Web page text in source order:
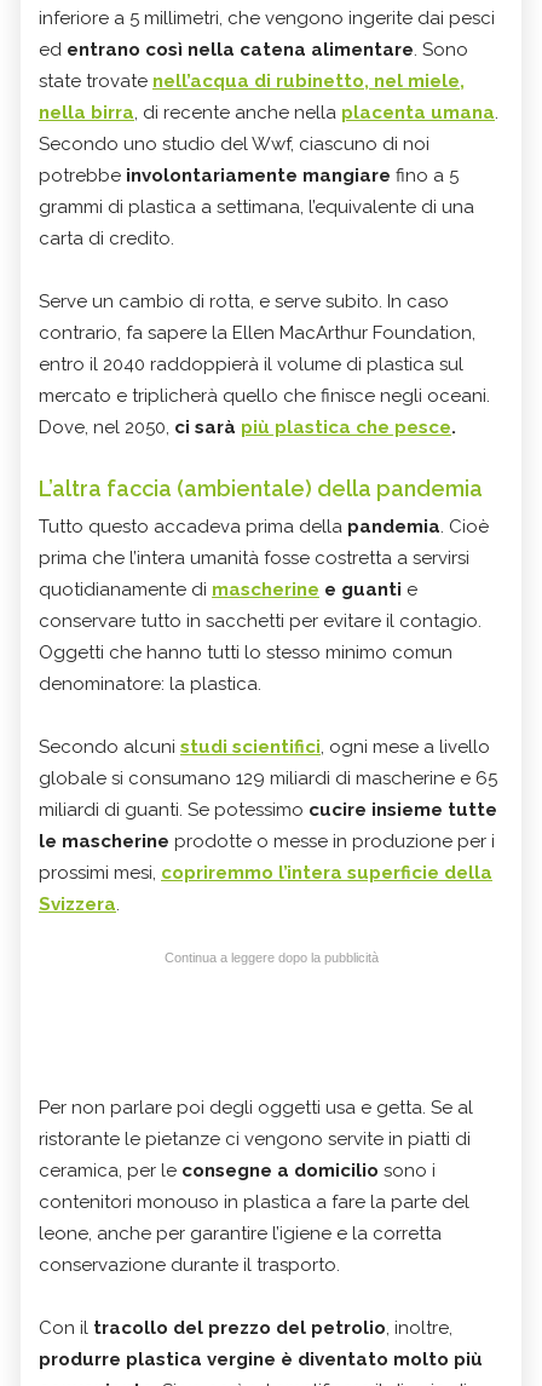
inferiore a 5 millimetri, che vengono ingerite dai pesci
ed entrano così nella catena alimentare. Sono
state trovate nell’acqua di rubinetto, nel miele,
nella birra, di recente anche nella placenta umana.
Secondo uno studio del Wwf, ciascuno di noi
potrebbe involontariamente mangiare fino a 5
grammi di plastica a settimana, l’equivalente di una
carta di credito.
Serve un cambio di rotta, e serve subito. In caso
contrario, fa sapere la Ellen MacArthur Foundation,
entro il 2040 raddoppierà il volume di plastica sul
mercato e triplicherà quello che finisce negli oceani.
Dove, nel 2050, ci sarà più plastica che pesce.
L’altra faccia (ambientale) della pandemia
Tutto questo accadeva prima della pandemia. Cioè
prima che l’intera umanità fosse costretta a servirsi
quotidianamente di mascherine e guanti e
conservare tutto in sacchetti per evitare il contagio.
Oggetti che hanno tutti lo stesso minimo comun
denominatore: la plastica.
Secondo alcuni studi scientifici, ogni mese a livello
globale si consumano 129 miliardi di mascherine e 65
miliardi di guanti. Se potessimo cucire insieme tutte
le mascherine prodotte o messe in produzione per i
prossimi mesi, copriremmo l’intera superficie della
Svizzera.
Continua a leggere dopo la pubblicità
Per non parlare poi degli oggetti usa e getta. Se al
ristorante le pietanze ci vengono servite in piatti di
ceramica, per le consegne a domicilio sono i
contenitori monouso in plastica a fare la parte del
leone, anche per garantire l’igiene e la corretta
conservazione durante il trasporto.
Con il tracollo del prezzo del petrolio, inoltre,
produrre plastica vergine è diventato molto più